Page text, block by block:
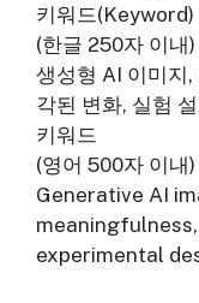
키워드(Keyword)
(한글 250자 이내)
생성형 AI 이미지,
각된 변화, 실험
키워드
(영어 500자 이내)
Generative AI
experimental